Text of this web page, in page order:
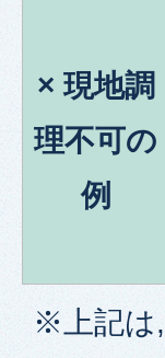
× 現地調
理不可の
例
※上記は